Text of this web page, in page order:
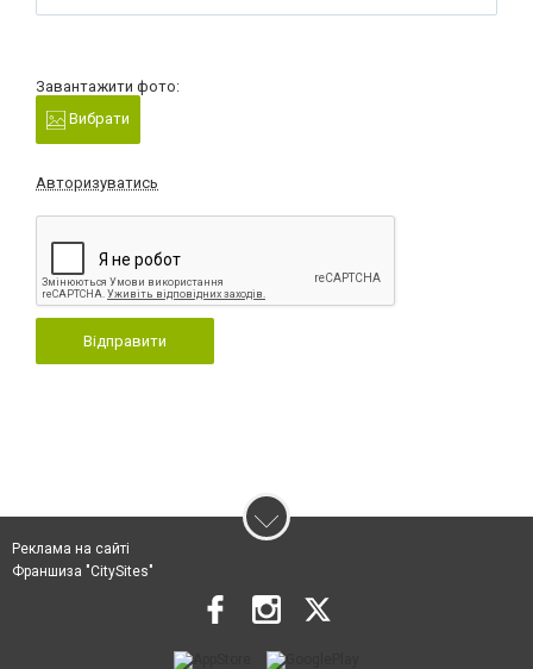
Завантажити фото:
Вибрати
Авторизуватись
Відправити
Реклама на сайті
Франшиза "CitySites"